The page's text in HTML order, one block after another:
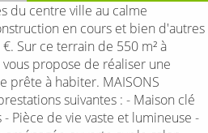
du centre ville au calme
en cours et bien d'autres
Sur ce terrain de 550 m² à
vous propose de réaliser une
prête à habiter. MAISONS
suivantes : - Maison clé
Pièce de vie vaste et lumineuse -